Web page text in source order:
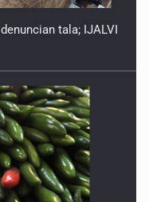
tala; IJALVI